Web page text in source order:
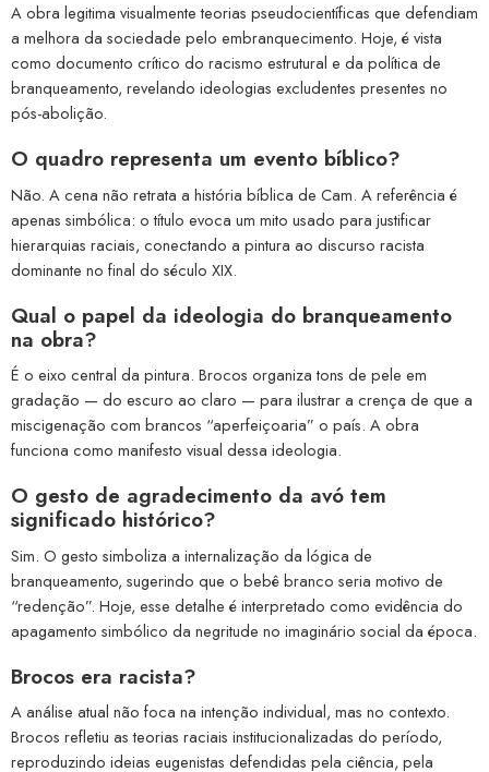
A obra legitima visualmente teorias pseudocientíficas que defendiam
a melhora da sociedade pelo embranquecimento. Hoje, é vista
como documento crítico do racismo estrutural e da política de
branqueamento, revelando ideologias excludentes presentes no
pós-abolição.
O quadro representa um evento bíblico?
Não. A cena não retrata a história bíblica de Cam. A referência é
apenas simbólica: o título evoca um mito usado para justificar
hierarquias raciais, conectando a pintura ao discurso racista
dominante no final do século XIX.
Qual o papel da ideologia do branqueamento
na obra?
É o eixo central da pintura. Brocos organiza tons de pele em
gradação — do escuro ao claro — para ilustrar a crença de que a
miscigenação com brancos “aperfeiçoaria” o país. A obra
funciona como manifesto visual dessa ideologia.
O gesto de agradecimento da avó tem
significado histórico?
Sim. O gesto simboliza a internalização da lógica de
branqueamento, sugerindo que o bebê branco seria motivo de
“redenção”. Hoje, esse detalhe é interpretado como evidência do
apagamento simbólico da negritude no imaginário social da época.
Brocos era racista?
A análise atual não foca na intenção individual, mas no contexto.
Brocos refletiu as teorias raciais institucionalizadas do período,
reproduzindo ideias eugenistas defendidas pela ciência, pela